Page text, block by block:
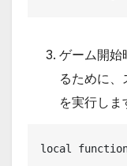
ゲーム開始
るために
を実行しま
local